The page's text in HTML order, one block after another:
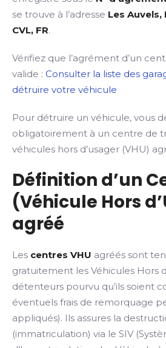
se trouve à l’adresse Les Auvels,
CVL, FR.
Vérifiez que l’agrément d’un
valide : Consulter la liste des
détruire votre véhicule
Pour détruire un véhicule, vous
obligatoirement à un centre de
véhicules hors d’usager (VHU)
Définition d’un
(Véhicule Hors
agréé
Les centres VHU agréés sont
gratuitement les Véhicules Hors
détenteurs pourvu qu’ils soient
éventuels frais de remorquage
appliqués). Ils assures la
(immatriculation) via le SIV